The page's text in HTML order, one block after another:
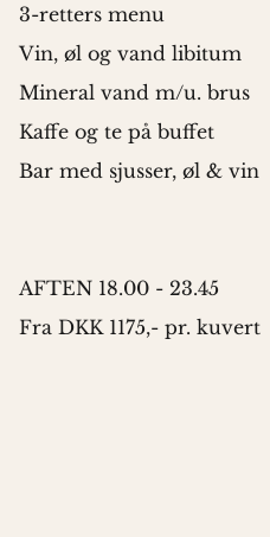
3-retters menu
Vin, øl og vand libitum
Mineral vand m/u. brus
Kaffe og te på buffet
Bar med sjusser, øl & vin
AFTEN 18.00 - 23.45
Fra DKK 1175,- pr. kuvert